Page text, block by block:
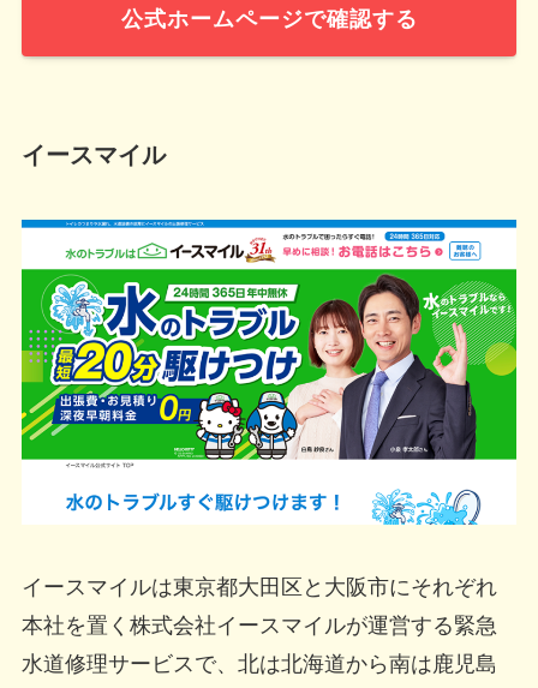
公式ホームページで確認する
イースマイル
イースマイルは東京都大田区と大阪市にそれぞれ
本社を置く株式会社イースマイルが運営する緊急
水道修理サービスで、北は北海道から南は鹿児島